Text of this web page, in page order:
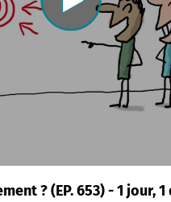
? (EP. 653) - 1 jour,